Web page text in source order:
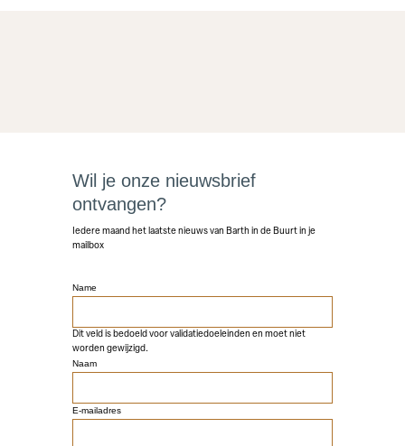
Wil je onze nieuwsbrief
ontvangen?
Iedere maand het laatste nieuws van Barth in de Buurt in je
mailbox
Name
Dit veld is bedoeld voor validatiedoeleinden en moet niet
worden gewijzigd.
Naam
E-mailadres